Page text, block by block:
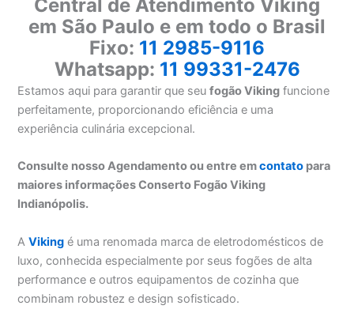
Central de Atendimento Viking
em São Paulo e em todo o Brasil
Fixo: 11 2985-9116
Whatsapp: 11 99331-2476
Estamos aqui para garantir que seufogão Viking funcione
perfeitamente, proporcionando eficiência e uma
experiência culinária excepcional.
Consulte nosso Agendamento ou entre emcontato para
maiores informações Conserto Fogão Viking
Indianópolis.
AViking é uma renomada marca de eletrodomésticos de
luxo, conhecida especialmente por seus fogões de alta
performance e outros equipamentos de cozinha que
combinam robustez e design sofisticado.